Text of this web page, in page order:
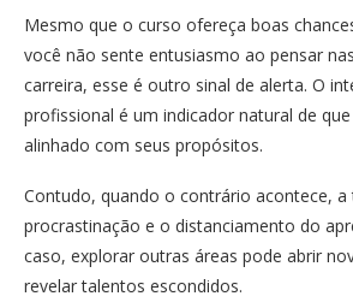
Mesmo que o curso ofereça boas
você não sente entusiasmo ao pensar
carreira, esse é outro sinal de alerta. O
profissional é um indicador natural de
alinhado com seus propósitos.
Contudo, quando o contrário acontece, a
procrastinação e o distanciamento do
caso, explorar outras áreas pode abrir
revelar talentos escondidos.